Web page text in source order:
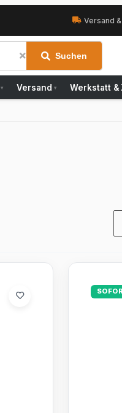
Versand
Suchen
▾ Versand ▾ Werkstatt &